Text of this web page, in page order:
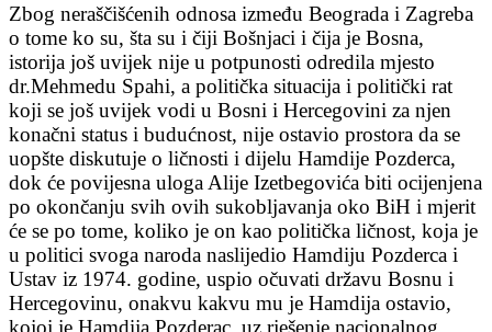
Zbog neraščišćenih odnosa između Beograda i Zagreba
o tome ko su, šta su i čiji Bošnjaci i čija je Bosna,
istorija još uvijek nije u potpunosti odredila mjesto
dr.Mehmedu Spahi, a politička situacija i politički rat
koji se još uvijek vodi u Bosni i Hercegovini za njen
konačni status i budućnost, nije ostavio prostora da se
uopšte diskutuje o ličnosti i dijelu Hamdije Pozderca,
dok će povijesna uloga Alije Izetbegovića biti ocijenjena
po okončanju svih ovih sukobljavanja oko BiH i mjerit
će se po tome, koliko je on kao politička ličnost, koja je
u politici svoga naroda naslijedio Hamdiju Pozderca i
Ustav iz 1974. godine, uspio očuvati državu Bosnu i
Hercegovinu, onakvu kakvu mu je Hamdija ostavio,
kojoj je Hamdija Pozderac, uz rješenje nacionalnog